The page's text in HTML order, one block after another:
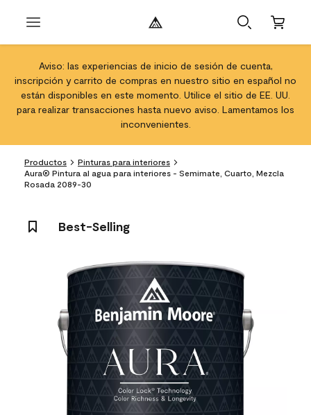
Aviso: las experiencias de inicio de sesión de cuenta,
inscripción y carrito de compras en nuestro sitio en español no
están disponibles en este momento. Utilice el sitio de EE. UU.
para realizar transacciones hasta nuevo aviso. Lamentamos los
inconvenientes.
Productos
Pinturas para interiores
Aura® Pintura al agua para interiores - Semimate, Cuarto, Mezcla
Rosada 2089-30
Best-Selling